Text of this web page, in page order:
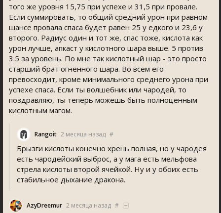
того же уровня 15,75 при успехе и 31,5 при провале.
Если суммировать, то общий средний урон при равном
шансе провала спаса будет равен 25 у едкого и 23,6 у
второго. Радиус один и тот же, спас тоже, кислота как
урон лучше, апкаст у кислотного шара выше. 5 против
3.5 за уровень. По мне так кислотный шар - это просто
старший брат огненного шара. Во всем его
превосходит, кроме минимального среднего урона при
успехе спаса. Если ты волшебник или чародей, то
поздравляю, ты теперь можешь быть полноценным
кислотным магом.
Rangoit 2 месяца назад #
Брызги кислоты конечно хрень полная, но у чародея
есть чародейский выброс, а у мага есть мельфова
стрела кислоты второй ячейкой. Ну и у обоих есть
стабильное дыхание дракона.
AzyDreemur 2 месяца назад #